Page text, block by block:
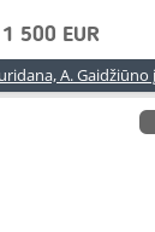
500 EUR